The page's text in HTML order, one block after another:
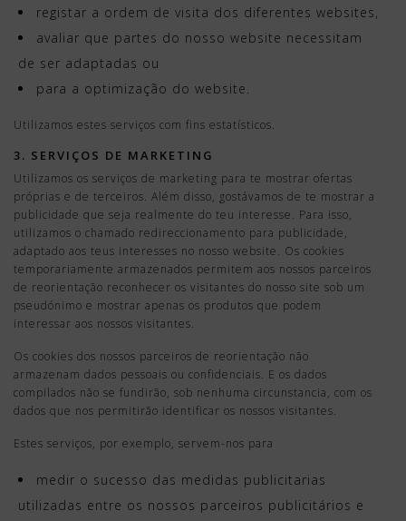
registar a ordem de visita dos diferentes websites,
avaliar que partes do nosso website necessitam
de ser adaptadas ou
para a optimização do website.
Utilizamos estes serviços com fins estatísticos.
3. SERVIÇOS DE MARKETING
Utilizamos os serviços de marketing para te mostrar ofertas
próprias e de terceiros. Além disso, gostávamos de te mostrar a
publicidade que seja realmente do teu interesse. Para isso,
utilizamos o chamado redireccionamento para publicidade,
adaptado aos teus interesses no nosso website. Os cookies
temporariamente armazenados permitem aos nossos parceiros
de reorientação reconhecer os visitantes do nosso site sob um
pseudónimo e mostrar apenas os produtos que podem
interessar aos nossos visitantes.
Os cookies dos nossos parceiros de reorientação não
armazenam dados pessoais ou confidenciais. E os dados
compilados não se fundirão, sob nenhuma circunstancia, com os
dados que nos permitirão identificar os nossos visitantes.
Estes serviços, por exemplo, servem-nos para
medir o sucesso das medidas publicitarias
utilizadas entre os nossos parceiros publicitários e